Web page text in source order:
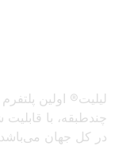
لیلیت® اولین
چندطبقه، با